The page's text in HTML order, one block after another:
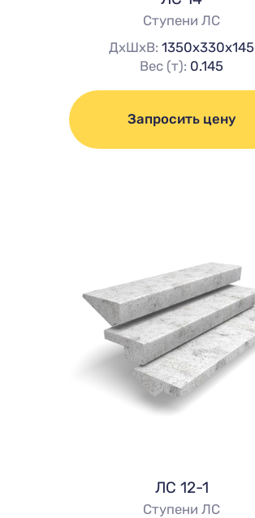
Ступени ЛС
ДхШхВ:1350х330х145
Вес (т): 0.145
Запросить цену
ЛС 12-1
Ступени ЛС